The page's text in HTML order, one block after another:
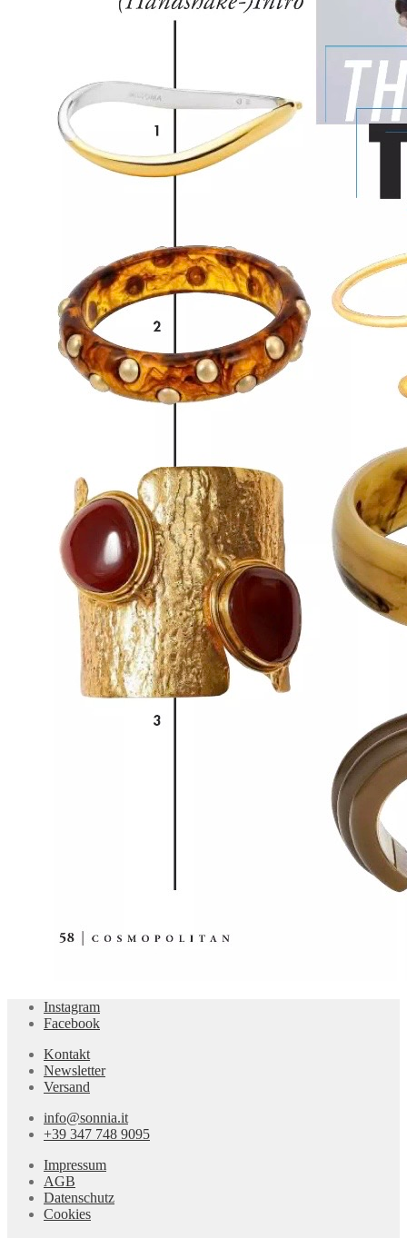
Instagram
Facebook
Kontakt
Newsletter
Versand
info@sonnia.it
+39 347 748 9095
Impressum
AGB
Datenschutz
Cookies